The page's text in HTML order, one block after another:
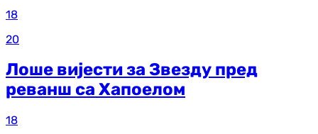
18
20
Лоше вијести за Звезду пред
реванш са Хапоелом
18